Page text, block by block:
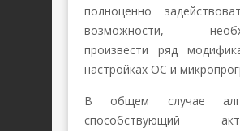
полноценно
возможности,
произвести ряд
настройках ОС и
В общем случае
способствующий